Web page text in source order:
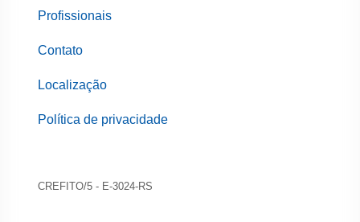
Profissionais
Contato
Localização
Política de privacidade
CREFITO/5 - E-3024-RS